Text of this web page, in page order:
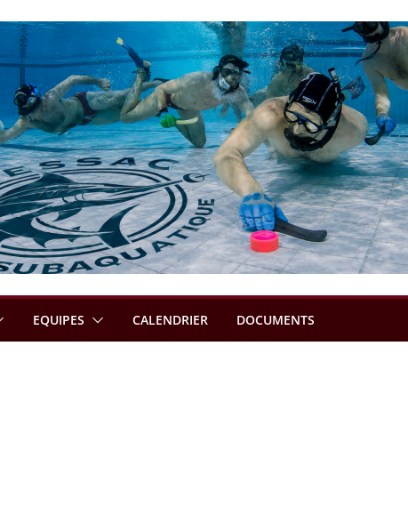
EQUIPES CALENDRIER DOCUMENTS